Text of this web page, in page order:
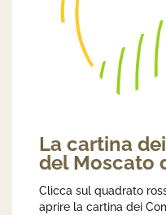
La cartina
del Moscato
Clicca sul quadrato
aprire la cartina dei